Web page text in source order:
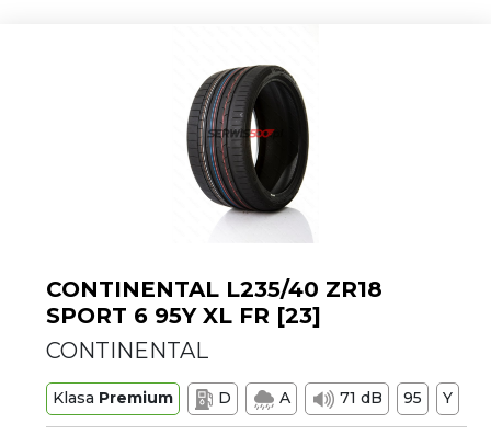
CONTINENTAL L235/40 ZR18
SPORT 6 95Y XL FR [23]
CONTINENTAL
Klasa Premium D A 71 dB 95 Y